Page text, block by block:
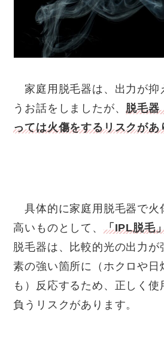
家庭用脱毛器は、出力が抑
うお話をしましたが、脱毛器
っては火傷をするリスクがあ
具体的に家庭用脱毛器で火
高いものとして、 「IPL脱毛
脱毛器は、比較的光の出力が
素の強い箇所に（ホクロや日
も）反応するため、正しく使
負うリスクがあります。